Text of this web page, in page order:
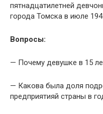
пятнадцатилетней
города Томска в июле
Вопросы:
— Почему девушке в 15
— Какова была доля
предприятияй страны в